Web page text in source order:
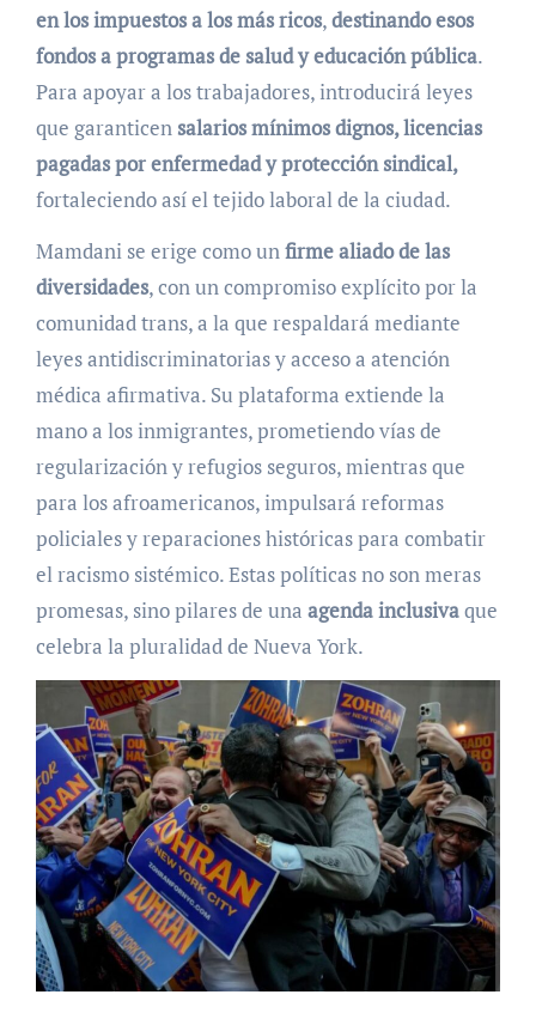
en los impuestos a los más ricos,destinando esos
fondos a programas de salud y educación pública.
Para apoyar a los trabajadores, introducirá leyes
que garanticen salarios mínimos dignos, licencias
pagadas por enfermedad y protección sindical,
fortaleciendo así el tejido laboral de la ciudad.
Mamdani se erige como unfirme aliado de las
diversidades, con un compromiso explícito por la
comunidad trans, a la que respaldará mediante
leyes antidiscriminatorias y acceso a atención
médica afirmativa. Su plataforma extiende la
mano a los inmigrantes, prometiendo vías de
regularización y refugios seguros, mientras que
para los afroamericanos, impulsará reformas
policiales y reparaciones históricas para combatir
el racismo sistémico. Estas políticas no son meras
promesas, sino pilares de una agenda inclusivaque
celebra la pluralidad de Nueva York.